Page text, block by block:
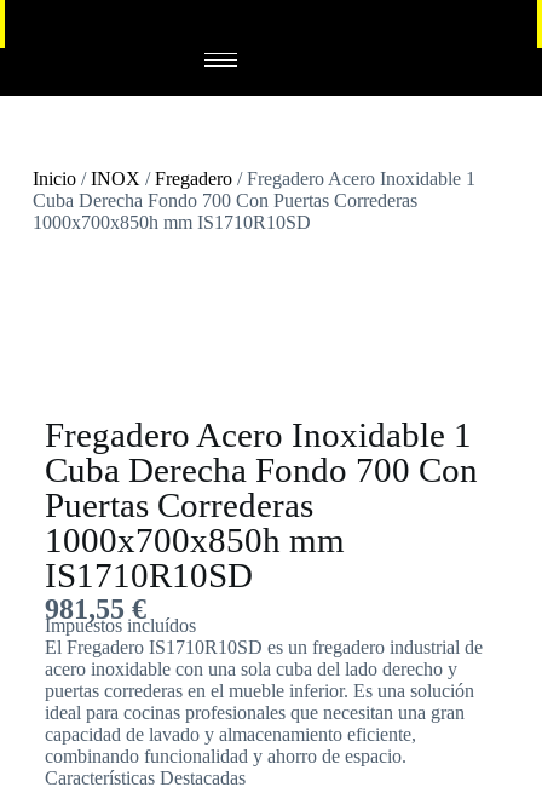
Inicio/INOX /Fregadero/ Fregadero Acero Inoxidable 1
Cuba Derecha Fondo 700 Con Puertas Correderas
1000x700x850h mm IS1710R10SD
Fregadero Acero Inoxidable 1
Cuba Derecha Fondo 700 Con
Puertas Correderas
1000x700x850h mm
IS1710R10SD
981,55 €
Impuestos incluídos
El Fregadero IS1710R10SD es un fregadero industrial de
acero inoxidable con una sola cuba del lado derecho y
puertas correderas en el mueble inferior. Es una solución
ideal para cocinas profesionales que necesitan una gran
capacidad de lavado y almacenamiento eficiente,
combinando funcionalidad y ahorro de espacio.
Características Destacadas